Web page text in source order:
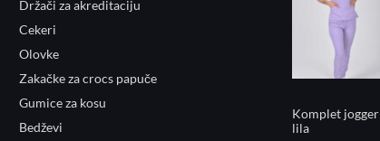
Držači za akreditaciju
Cekeri
Olovke
Zakačke za crocs papuče
Gumice za kosu
Bedževi
Komplet jogger
lila